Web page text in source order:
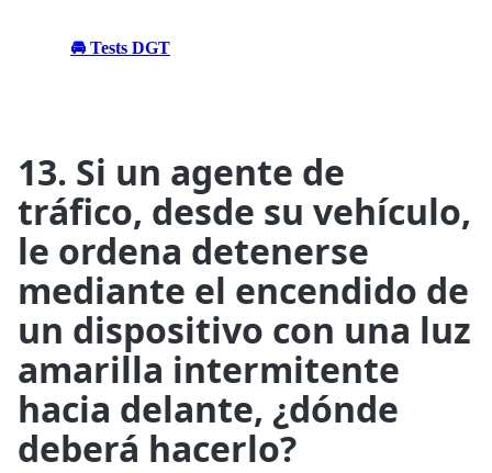
🚘 Tests DGT
13. Si un agente de
tráfico, desde su vehículo,
le ordena detenerse
mediante el encendido de
un dispositivo con una luz
amarilla intermitente
hacia delante, ¿dónde
deberá hacerlo?